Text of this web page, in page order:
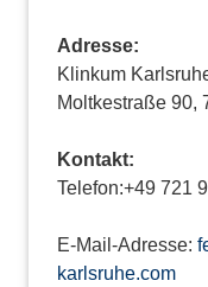
Adresse:
Klinkum
Moltkestraße 90,
Kontakt:
Telefon:+49 721
E-Mail-Adresse:
karlsruhe.com